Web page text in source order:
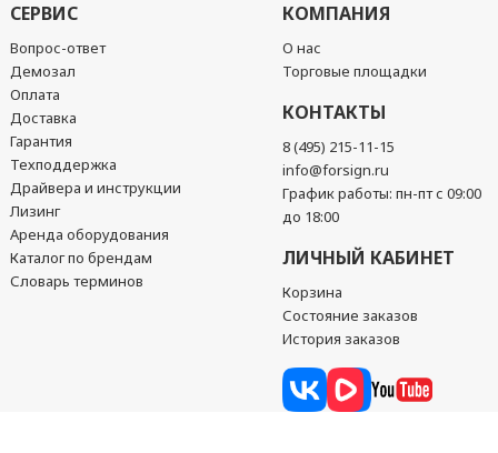
СЕРВИС
Вопрос-ответ
Демозал
Оплата
Доставка
Гарантия
Техподдержка
Драйвера и инструкции
Лизинг
Аренда оборудования
Каталог по брендам
Словарь терминов
КОМПАНИЯ
О нас
Торговые площадки
КОНТАКТЫ
8 (495) 215-11-15
info@forsign.ru
График работы: пн-пт с 09:00
до 18:00
ЛИЧНЫЙ КАБИНЕТ
Корзина
Состояние заказов
История заказов